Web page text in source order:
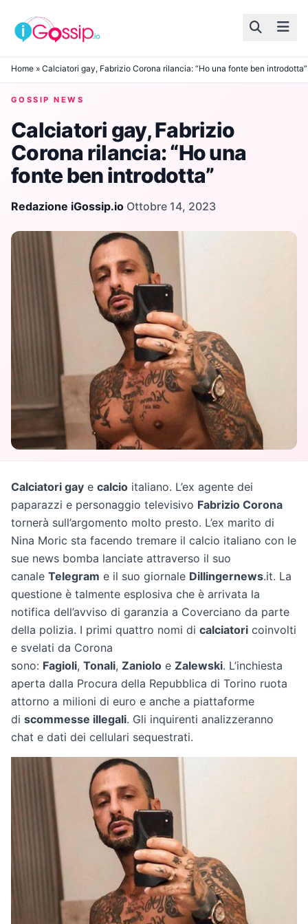
Skip to content
Home » Calciatori gay, Fabrizio Corona rilancia: “Ho una fonte ben introdotta”
GOSSIP NEWS
Calciatori gay, Fabrizio
Corona rilancia: “Ho una
fonte ben introdotta”
Redazione iGossip.io·Ottobre 14, 2023
Calciatori gay e calcio italiano. L’ex agente dei
paparazzi e personaggio televisivo Fabrizio Corona
tornerà sull’argomento molto presto. L’ex marito di
Nina Moric sta facendo tremare il calcio italiano con le
sue news bomba lanciate attraverso il suo
canale Telegram e il suo giornale Dillingernews.it. La
questione è talmente esplosiva che è arrivata la
notifica dell’avviso di garanzia a Coverciano da parte
della polizia. I primi quattro nomi di calciatori coinvolti
e svelati da Corona
sono: Fagioli, Tonali, Zaniolo e Zalewski. L’inchiesta
aperta dalla Procura della Repubblica di Torino ruota
attorno a milioni di euro e anche a piattaforme
di scommesse illegali. Gli inquirenti analizzeranno
chat e dati dei cellulari sequestrati.